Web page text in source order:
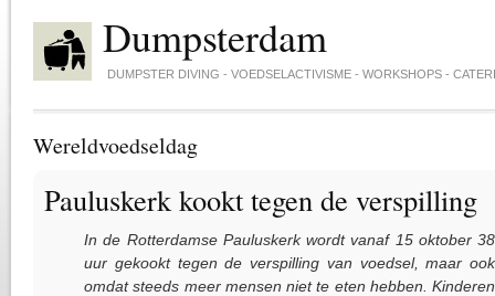
Dumpsterdam
DUMPSTER DIVING - VOEDSELACTIVISME - WORKSHOPS -
Wereldvoedseldag
Pauluskerk kookt tegen de verspilling
In de Rotterdamse Pauluskerk wordt vanaf 15 oktober 38
uur gekookt tegen de verspilling van voedsel, maar ook
omdat steeds meer mensen niet te eten hebben. Kinderen